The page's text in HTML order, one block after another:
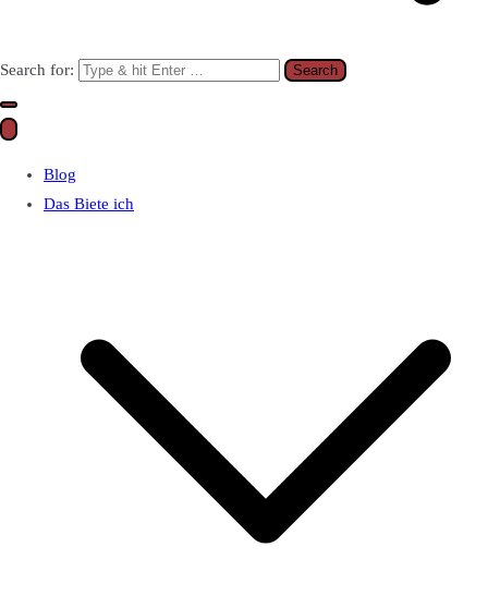
Search for:
Blog
Das Biete ich